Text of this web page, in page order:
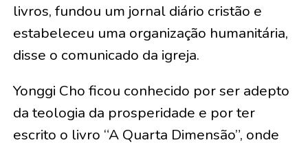
livros, fundou um jornal diário cristão e
estabeleceu uma organização humanitária,
disse o comunicado da igreja.
Yonggi Cho ficou conhecido por ser adepto
da teologia da prosperidade e por ter
escrito o livro “A Quarta Dimensão”, onde